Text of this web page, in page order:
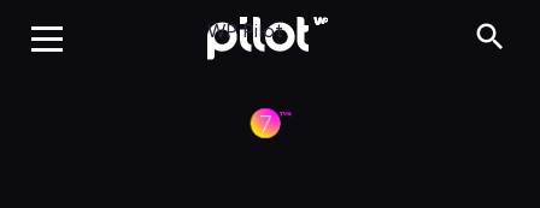
SOS Ekipy w akcji
WP Pilot